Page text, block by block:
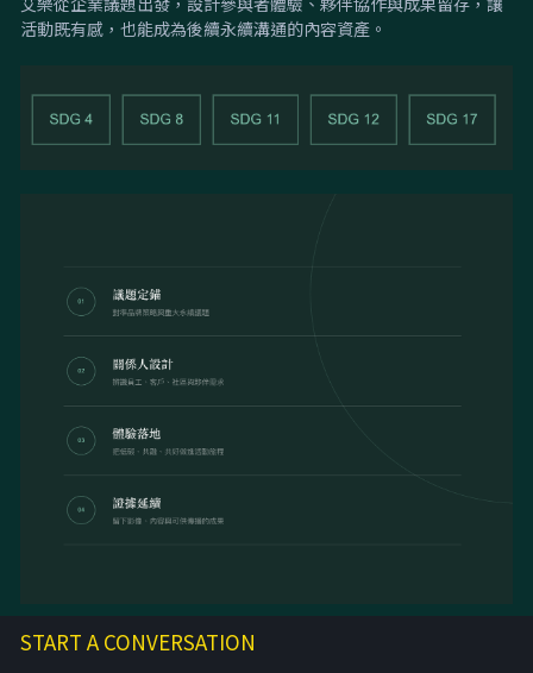
活動既有感，也能成為後續永續溝通的內容資產。
START A CONVERSATION